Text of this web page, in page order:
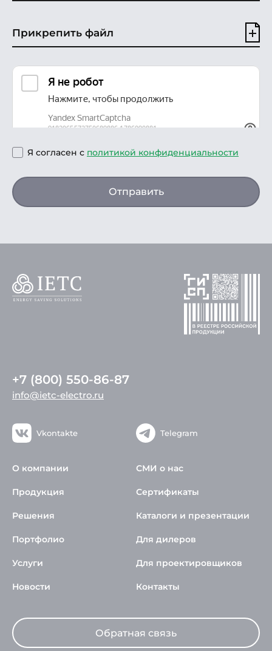
Прикрепить файл
Я согласен с политикой конфиденциальности
Отправить
+7 (800) 550-86-87
info@ietc-electro.ru
Vkontakte Telegram
О компании
Продукция
Решения
Портфолио
Услуги
Новости
СМИ о нас
Сертификаты
Каталоги и презентации
Для дилеров
Для проектировщиков
Контакты
Обратная связь